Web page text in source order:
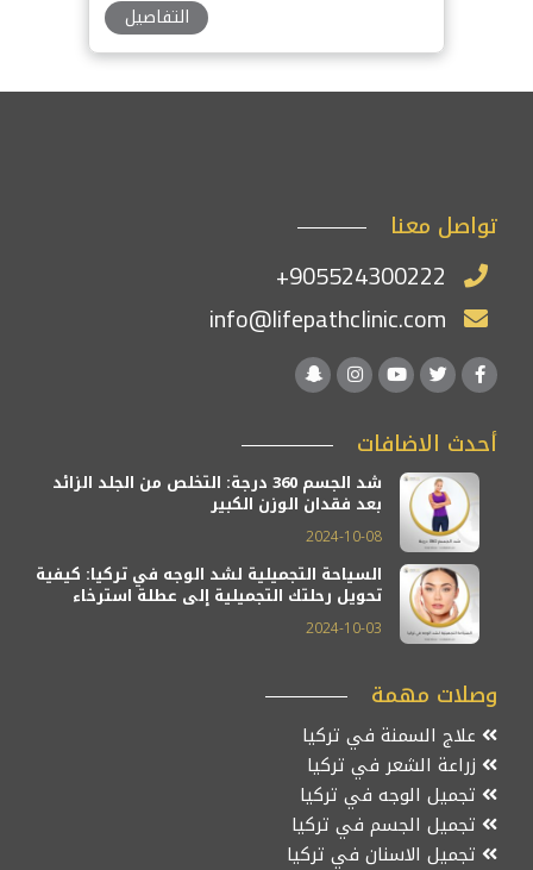
التفاصيل
تواصل معنا
+905524300222
info@lifepathclinic.com
أحدث الاضافات
شد الجسم 360 درجة: التخلص من الجلد الزائد
بعد فقدان الوزن الكبير
2024-10-08
السياحة التجميلية لشد الوجه في تركيا: كيفية
تحويل رحلتك التجميلية إلى عطلة استرخاء
2024-10-03
وصلات مهمة
علاج السمنة في تركيا
زراعة الشعر في تركيا
تجميل الوجه في تركيا
تجميل الجسم في تركيا
تجميل الاسنان في تركيا